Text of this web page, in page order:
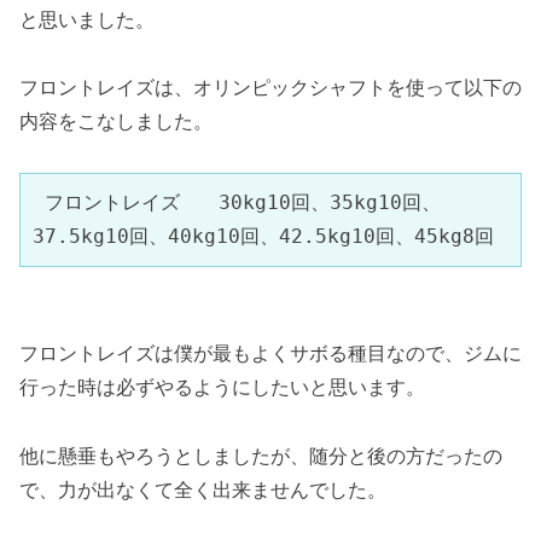
と思いました。
フロントレイズは、オリンピックシャフトを使って以下の
内容をこなしました。
37.5kg10回、40kg10回、42.5kg10回、45kg8回
フロントレイズは僕が最もよくサボる種目なので、ジムに
行った時は必ずやるようにしたいと思います。
他に懸垂もやろうとしましたが、随分と後の方だったの
で、力が出なくて全く出来ませんでした。